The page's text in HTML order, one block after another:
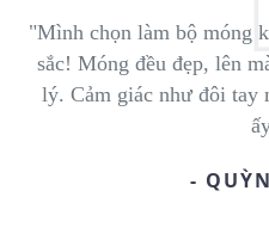
"Mình chọn làm bộ móng
sắc! Móng đều đẹp, lên
lý. Cảm giác như đôi tay
-